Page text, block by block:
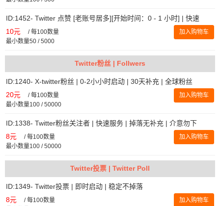
ID:1452- Twitter 点赞 [老账号居多][开始时间：0 - 1 小时] | 快速
10元 /每100数量
最小数量50 / 5000
加入购物车
Twitter粉丝 | Follwers
ID:1240- X-twitter粉丝 | 0-2小小时启动 | 30天补充 | 全球粉丝
20元 /每100数量
最小数量100 / 50000
加入购物车
ID:1338- Twitter粉丝关注者 | 快速服务 | 掉落无补充 | 介意勿下
8元 /每100数量
最小数量100 / 50000
加入购物车
Twitter投票 | Twitter Poll
ID:1349- Twitter投票 | 即时启动 | 稳定不掉落
8元 /每100数量
加入购物车